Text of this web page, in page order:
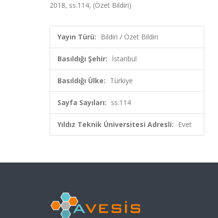
2018, ss.114, (Özet Bildiri)
Yayın Türü: Bildiri / Özet Bildiri
Basıldığı Şehir: İstanbul
Basıldığı Ülke: Türkiye
Sayfa Sayıları: ss.114
Yıldız Teknik Üniversitesi Adresli: Evet